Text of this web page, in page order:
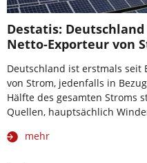
Destatis:
Netto-Exporteur von
Deutschland ist erstmals seit
von Strom, jedenfalls in
Hälfte des gesamten Stroms
Quellen, hauptsächlich
mehr